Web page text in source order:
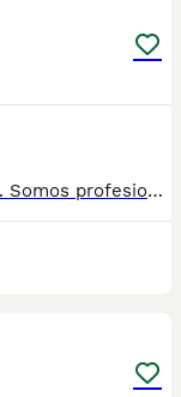
Cachorritos preciosos de Yorkshire Mini. Somos profesionales con años de experiencia. Entregamos a nuestros cachorritos con revisión Veterinaria, Factura de compra garantía vírica, formulario de reconocimiento de raza pura, junto con su cartilla de vacunación y desparasitacion al día de la entrega. Hacemos envíos a toda la península y Baleares. Disponemos de servicio propio de transporte. Posibilidad de pago contrareembolso. Para más información no dude en contactar con nosotros. TLF: 649297709. Solo atiendo wasap o tlf. Gracias